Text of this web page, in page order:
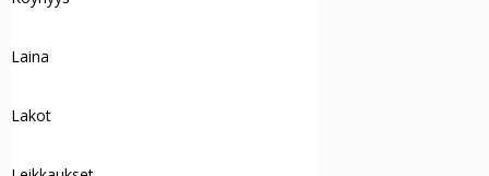
Laina
Lakot